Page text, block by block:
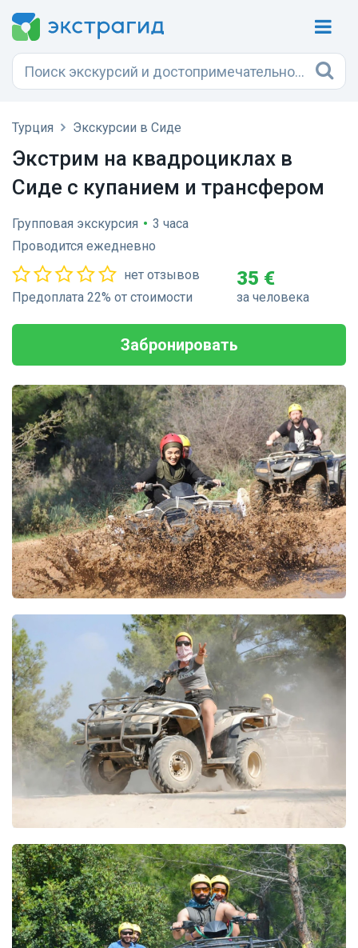
Турция Экскурсии в Сиде
Экстрим на квадроциклах в
Сиде с купанием и трансфером
Групповая экскурсия • 3 часа
Проводится ежедневно
нет отзывов
Предоплата 22% от стоимости
35 €
за человека
Забронировать